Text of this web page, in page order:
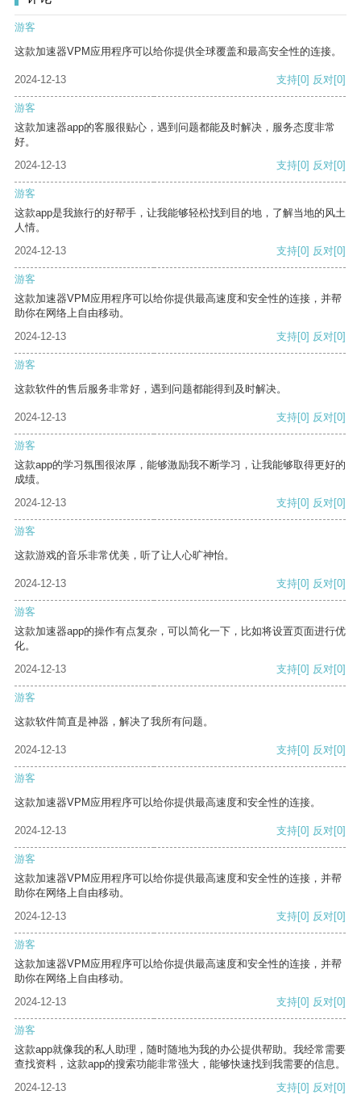
游客
这款加速器VPM应用程序可以给你提供全球覆盖和最高安全性的连接。
2024-12-13 支持[0] 反对[0]
游客
这款加速器app的客服很贴心，遇到问题都能及时解决，服务态度非常
好。
2024-12-13
支持[0] 反对[0]
游客
这款app是我旅行的好帮手，让我能够轻松找到目的地，了解当地的风土
人情。
2024-12-13
支持[0] 反对[0]
游客
这款加速器VPM应用程序可以给你提供最高速度和安全性的连接，并帮
助你在网络上自由移动。
2024-12-13
支持[0] 反对[0]
游客
这款软件的售后服务非常好，遇到问题都能得到及时解决。
2024-12-13 支持[0] 反对[0]
游客
这款app的学习氛围很浓厚，能够激励我不断学习，让我能够取得更好的
成绩。
2024-12-13
支持[0] 反对[0]
游客
这款游戏的音乐非常优美，听了让人心旷神怡。
2024-12-13 支持[0] 反对[0]
游客
这款加速器app的操作有点复杂，可以简化一下，比如将设置页面进行优
化。
2024-12-13
支持[0] 反对[0]
游客
这款软件简直是神器，解决了我所有问题。
2024-12-13 支持[0] 反对[0]
游客
这款加速器VPM应用程序可以给你提供最高速度和安全性的连接。
2024-12-13 支持[0] 反对[0]
游客
这款加速器VPM应用程序可以给你提供最高速度和安全性的连接，并帮
助你在网络上自由移动。
2024-12-13
支持[0] 反对[0]
游客
这款加速器VPM应用程序可以给你提供最高速度和安全性的连接，并帮
助你在网络上自由移动。
2024-12-13
支持[0] 反对[0]
游客
这款app就像我的私人助理，随时随地为我的办公提供帮助。我经常需要
查找资料，这款app的搜索功能非常强大，能够快速找到我需要的信息。
2024-12-13
支持[0] 反对[0]